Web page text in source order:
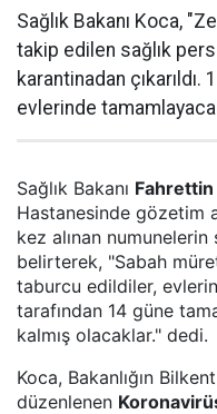
Sağlık Bakanı Koca,
takip edilen sağlık
karantinadan
evlerinde
Sağlık Bakanı Fahrettin
Hastanesinde gözetim
kez alınan numunelerin
belirterek, "Sabah
taburcu edildiler,
tarafından 14 güne
kalmış olacaklar." dedi.
Koca, Bakanlığın
düzenlenen